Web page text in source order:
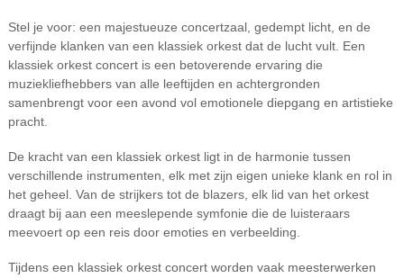
Stel je voor: een majestueuze concertzaal, gedempt licht, en de
verfijnde klanken van een klassiek orkest dat de lucht vult. Een
klassiek orkest concert is een betoverende ervaring die
muziekliefhebbers van alle leeftijden en achtergronden
samenbrengt voor een avond vol emotionele diepgang en artistieke
pracht.
De kracht van een klassiek orkest ligt in de harmonie tussen
verschillende instrumenten, elk met zijn eigen unieke klank en rol in
het geheel. Van de strijkers tot de blazers, elk lid van het orkest
draagt bij aan een meeslepende symfonie die de luisteraars
meevoert op een reis door emoties en verbeelding.
Tijdens een klassiek orkest concert worden vaak meesterwerken